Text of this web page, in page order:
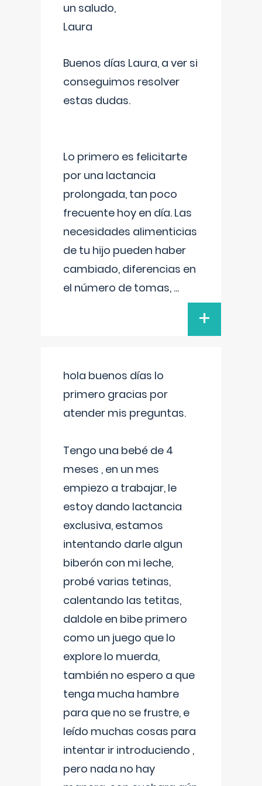
un saludo,
Laura
Buenos días Laura, a ver si
conseguimos resolver
estas dudas.
Lo primero es felicitarte
por una lactancia
prolongada, tan poco
frecuente hoy en día. Las
necesidades alimenticias
de tu hijo pueden haber
cambiado, diferencias en
el número de tomas, ...
+
hola buenos días lo
primero gracias por
atender mis preguntas.
Tengo una bebé de 4
meses , en un mes
empiezo a trabajar, le
estoy dando lactancia
exclusiva, estamos
intentando darle algun
biberón con mi leche,
probé varias tetinas,
calentando las tetitas,
daldole en bibe primero
como un juego que lo
explore lo muerda,
también no espero a que
tenga mucha hambre
para que no se frustre, e
leído muchas cosas para
intentar ir introduciendo ,
pero nada no hay